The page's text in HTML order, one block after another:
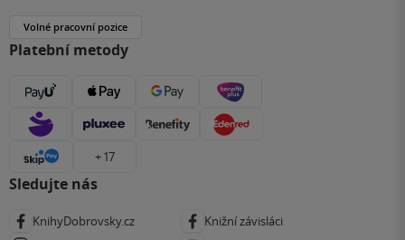
Volné pracovní pozice
Platební metody
+ 17
Sledujte nás
KnihyDobrovsky.cz
Knižní závisláci